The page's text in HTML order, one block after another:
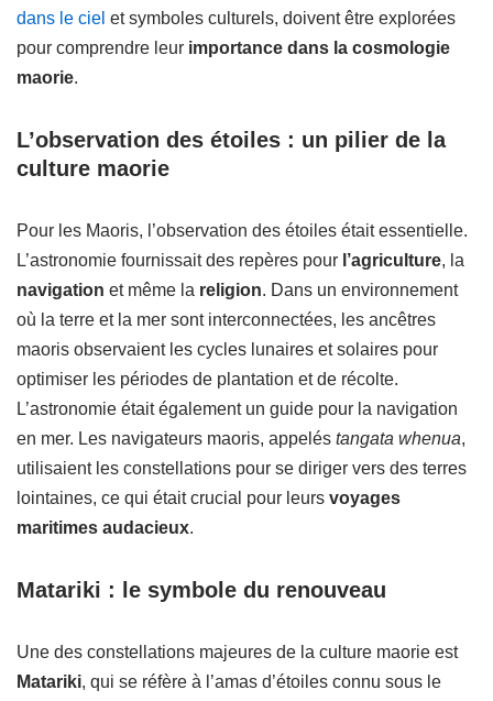
dans le ciel et symboles culturels, doivent être explorées
pour comprendre leur importance dans la cosmologie
maorie.
L’observation des étoiles : un pilier de la
culture maorie
Pour les Maoris, l’observation des étoiles était essentielle.
L’astronomie fournissait des repères pour l’agriculture, la
navigation et même la religion. Dans un environnement
où la terre et la mer sont interconnectées, les ancêtres
maoris observaient les cycles lunaires et solaires pour
optimiser les périodes de plantation et de récolte.
L’astronomie était également un guide pour la navigation
en mer. Les navigateurs maoris, appelés tangata whenua,
utilisaient les constellations pour se diriger vers des terres
lointaines, ce qui était crucial pour leurs voyages
maritimes audacieux.
Matariki : le symbole du renouveau
Une des constellations majeures de la culture maorie est
Matariki, qui se réfère à l’amas d’étoiles connu sous le